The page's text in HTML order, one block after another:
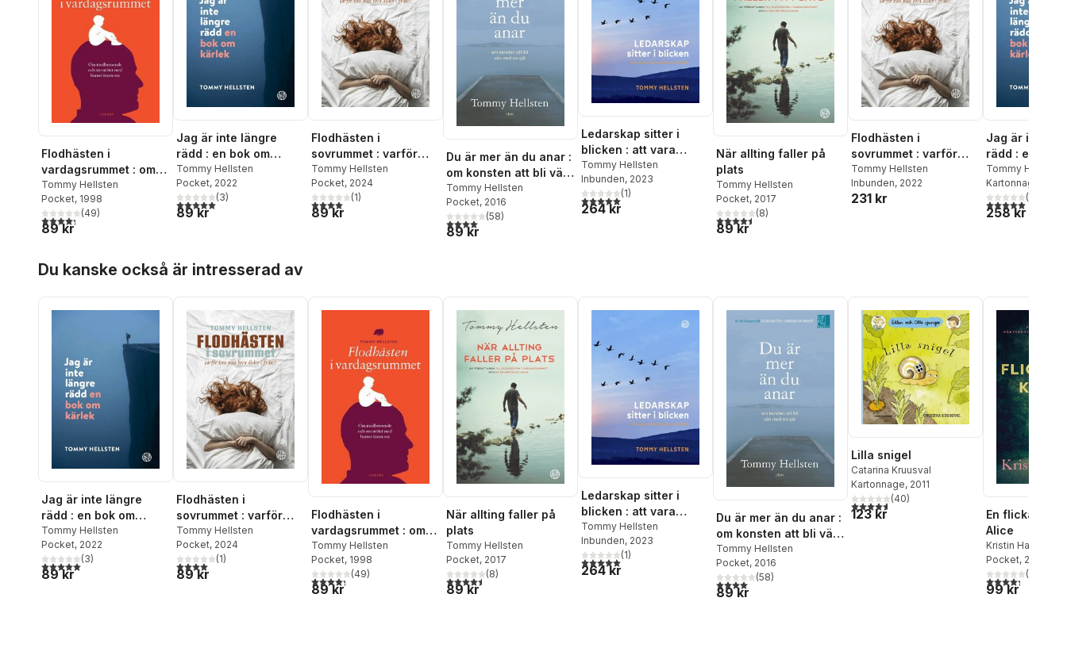
Flodhästen i
vardagsrummet : om
medberoende och om
mötet med barnet
inom oss
Tommy Hellsten
Pocket, 1998
4,3utav 5 stjärnor. Totalt antal röster:
(49)
89 kr
Jag är inte längre
rädd : en bok om
kärlek
Tommy Hellsten
Pocket, 2022
5,0utav 5 stjärnor. Totalt antal röster:
(3)
89 kr
Flodhästen i
sovrummet : varför
kan man bara älska i
frihet?
Tommy Hellsten
Pocket, 2024
4,0utav 5 stjärnor. Totalt antal röster:
(1)
89 kr
Du är mer än du anar :
om konsten att bli vän
med sin själ
Tommy Hellsten
Pocket, 2016
4,0utav 5 stjärnor. Totalt antal röster:
(58)
89 kr
Ledarskap sitter i
blicken : att vara
närvarande och äkta
Tommy Hellsten
Inbunden, 2023
5,0utav 5 stjärnor. Totalt antal röster:
(1)
264 kr
När allting faller på
plats
Tommy Hellsten
Pocket, 2017
4,5utav 5 stjärnor. Totalt antal röster:
(8)
89 kr
Flodhästen i
sovrummet : varför
kan man bara älska i
frihet?
Tommy Hellsten
Inbunden, 2022
231 kr
Jag är inte
rädd : en bok
kärlek
Tommy Hellsten
Kartonnage
5,0utav 5(
258 kr
Du kanske också är intresserad av
Jag är inte längre
rädd : en bok om
kärlek
Tommy Hellsten
Pocket, 2022
5,0utav 5 stjärnor. Totalt antal röster:
(3)
89 kr
Flodhästen i
sovrummet : varför
kan man bara älska i
frihet?
Tommy Hellsten
Pocket, 2024
4,0utav 5 stjärnor. Totalt antal röster:
(1)
89 kr
Flodhästen i
vardagsrummet : om
medberoende och om
mötet med barnet
inom oss
Tommy Hellsten
Pocket, 1998
4,3utav 5 stjärnor. Totalt antal röster:
(49)
89 kr
När allting faller på
plats
Tommy Hellsten
Pocket, 2017
4,5utav 5 stjärnor. Totalt antal röster:
(8)
89 kr
Ledarskap sitter i
blicken : att vara
närvarande och äkta
Tommy Hellsten
Inbunden, 2023
5,0utav 5 stjärnor. Totalt antal röster:
(1)
264 kr
Du är mer än du anar :
om konsten att bli vän
med sin själ
Tommy Hellsten
Pocket, 2016
4,0utav 5 stjärnor. Totalt antal röster:
(58)
89 kr
Lilla snigel
Catarina Kruusval
Kartonnage, 2011
4,6utav 5 stjärnor. Totalt antal röster:
(40)
123 kr
En flicka som
Alice
Kristin Hannah
Pocket, 2025
4,3utav 5(
99 kr